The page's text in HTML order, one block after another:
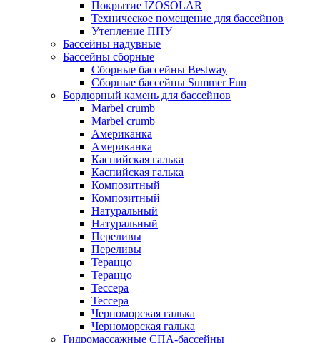
Покрытие IZOSOLAR
Техническое помещение для бассейнов
Утепление ППУ
Бассейны надувные
Бассейны сборные
Сборные бассейны Bestway
Сборные бассейны Summer Fun
Бордюрный камень для бассейнов
Marbel crumb
Marbel crumb
Американка
Американка
Каспийская галька
Каспийская галька
Композитный
Композитный
Натуральный
Натуральный
Переливы
Переливы
Тераццо
Тераццо
Тессера
Тессера
Черноморская галька
Черноморская галька
Гидромассажные СПА-бассейны